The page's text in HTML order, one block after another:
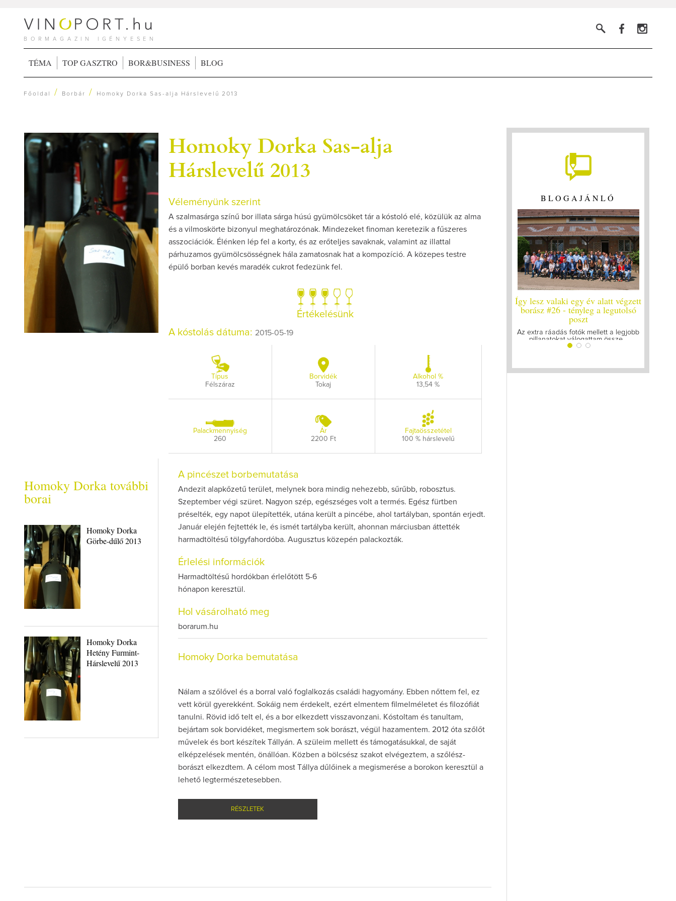
BORMAGAZIN IGÉNYESEN
TÉMA TOP GASZTRO BOR&BUSINESS BLOG
Főoldal / Borbár / Homoky Dorka Sas-alja Hárslevelű 2013
Homoky Dorka Sas-alja
Hárslevelű 2013
Véleményünk szerint
A szalmasárga színű bor illata sárga húsú gyümölcsöket tár a kóstoló elé, közülük az alma
és a vilmoskörte bizonyul meghatározónak. Mindezeket finoman keretezik a fűszeres
asszociációk. Élénken lép fel a korty, és az erőteljes savaknak, valamint az illattal
párhuzamos gyümölcsösségnek hála zamatosnak hat a kompozíció. A közepes testre
épülő borban kevés maradék cukrot fedezünk fel.
Értékelésünk
A kóstolás dátuma: 2015-05-19
Típus
Félszáraz
Borvidék
Tokaj
Alkohol %
13,54 %
Palackmennyiség
260
Ár
2200 Ft
Fajtaösszetétel
100 % hárslevelű
Homoky Dorka további
borai
Homoky Dorka
Görbe-dűlő 2013
Homoky Dorka
Hetény Furmint-
Hárslevelű 2013
A pincészet borbemutatása
Andezit alapkőzetű terület, melynek bora mindig nehezebb, sűrűbb, robosztus.
Szeptember végi szüret. Nagyon szép, egészséges volt a termés. Egész fürtben
préselték, egy napot ülepítették, utána került a pincébe, ahol tartályban, spontán erjedt.
Január elején fejtették le, és ismét tartályba került, ahonnan márciusban áttették
harmadtöltésű tölgyfahordóba. Augusztus közepén palackozták.
Érlelési információk
Harmadtöltésű hordókban érlelőtött 5-6
hónapon keresztül.
Hol vásárolható meg
borarum.hu
Homoky Dorka bemutatása
Nálam a szőlővel és a borral való foglalkozás családi hagyomány. Ebben nőttem fel, ez
vett körül gyerekként. Sokáig nem érdekelt, ezért elmentem filmelméletet és filozófiát
tanulni. Rövid idő telt el, és a bor elkezdett visszavonzani. Kóstoltam és tanultam,
bejártam sok borvidéket, megismertem sok borászt, végül hazamentem. 2012 óta szőlőt
művelek és bort készítek Tállyán. A szüleim mellett és támogatásukkal, de saját
elképzelések mentén, önállóan. Közben a bölcsész szakot elvégeztem, a szőlész-
borászt elkezdtem. A célom most Tállya dűlőinek a megismerése a borokon keresztül a
lehető legtermészetesebben.
RÉSZLETEK
BLOGAJÁNLÓ
Így lesz valaki egy év alatt végzett
borász #26 - tényleg a legutolsó
poszt
Az extra ráadás fotók mellett a legjobb
pillanatokat válogattam össze...
Így lesz